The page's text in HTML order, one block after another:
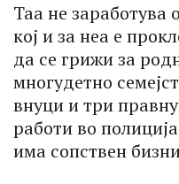
Таа не заработува
кој и за неа е
да се грижи за
многудетно
внуци и три
работи во
има сопствен